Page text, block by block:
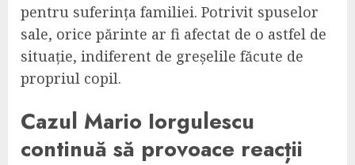
pentru suferința familiei. Potrivit spuselor
sale, orice părinte ar fi afectat de o astfel de
situație, indiferent de greșelile făcute de
propriul copil.
Cazul Mario Iorgulescu
continuă să provoace reacții